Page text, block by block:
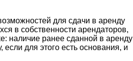
для сдачи в аренду
в собственности арендаторов,
наличие ранее сданной в аренду
для этого есть основания, и